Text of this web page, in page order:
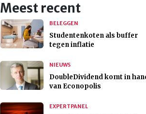
Meest recent
BELEGGEN
Studentenkoten als buffer
tegen inflatie
NIEUWS
DoubleDividend komt in
van Econopolis
EXPERTPANEL